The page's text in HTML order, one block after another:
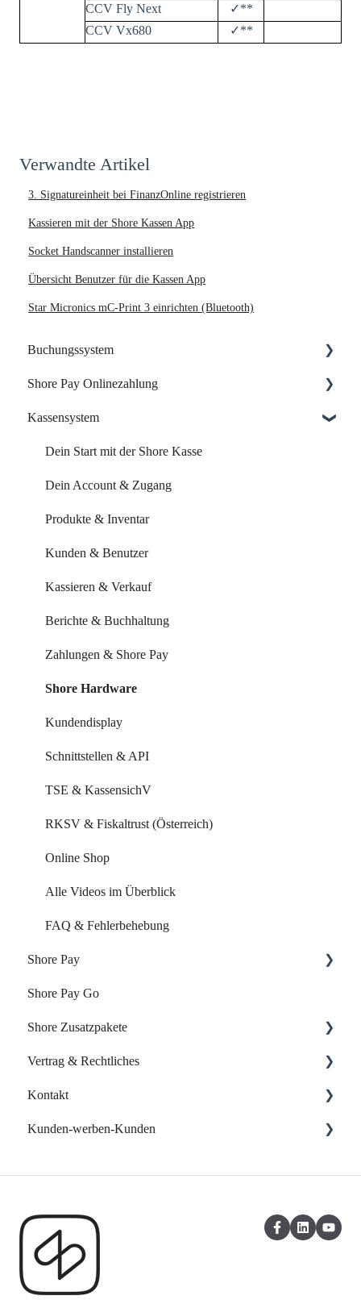
CCV Fly Next
✓**
CCV Vx680
✓**
Verwandte Artikel
3. Signatureinheit bei FinanzOnline registrieren
Kassieren mit der Shore Kassen App
Socket Handscanner installieren
Übersicht Benutzer für die Kassen App
Star Micronics mC-Print 3 einrichten (Bluetooth)
Buchungssystem
Dein Start mit Shore
Dein Account & Zugang
Kalender & Termine
Buchungsseite
Buchungseinstellungen
Buchung über externe Plattformen
Systemeinstellungen
Leistungen & Kurse
Mitarbeiter & Ressourcen
Kundenverwaltung
Kundenkommunikation
Auswertungen
Marketing Funktionen
Alle Videos im Überblick
FAQ & Fehlerbehebung
Shore Pay Onlinezahlung
Einrichtung & Aktivierung
Zahlungsoptionen & Funktionen
Kassensystem
Dein Start mit der Shore Kasse
Dein Account & Zugang
Produkte & Inventar
Kunden & Benutzer
Kassieren & Verkauf
Berichte & Buchhaltung
Zahlungen & Shore Pay
Shore Hardware
Kundendisplay
Schnittstellen & API
TSE & KassensichV
RKSV & Fiskaltrust (Österreich)
Online Shop
Alle Videos im Überblick
FAQ & Fehlerbehebung
Shore Pay
Erste Schritte
FAQs - Fragen & Antworten zu Shore Pay
Shore Pay Go
Shore Zusatzpakete
Onlineshop
Website-Baukasten
Online-Verzeichnisse
Vertrag & Rechtliches
Vertrag & Rechnungen
Datenschutz
Kontakt
Support kontaktieren
Kunden-werben-Kunden